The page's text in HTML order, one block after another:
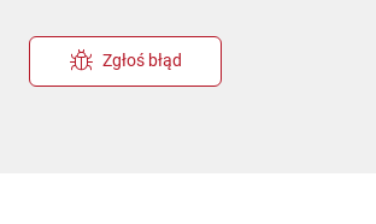
Zgłoś błąd